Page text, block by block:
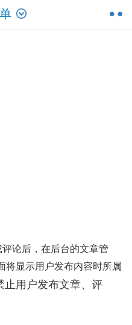
论后，在后台的文章管
将显示用户发布内容时所属
止用户发布文章、评